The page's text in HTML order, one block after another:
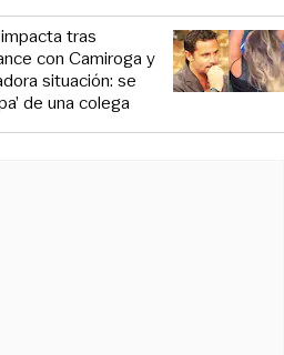
tras
con Camiroga y
situación: se
de una colega